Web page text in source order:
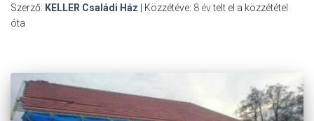
Szerző: KELLER Családi Ház | Közzétéve: 8 évtelt el a közzététel
óta